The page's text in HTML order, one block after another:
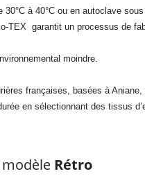
à 40°C ou en autoclave
TEX garantit un processus de
moindre.
françaises, basées à
en sélectionnant des tissus
Rétro